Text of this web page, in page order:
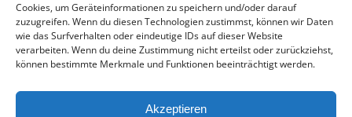
Cookies, um Geräteinformationen zu speichern und/oder darauf
zuzugreifen. Wenn du diesen Technologien zustimmst, können wir Daten
wie das Surfverhalten oder eindeutige IDs auf dieser Website
verarbeiten. Wenn du deine Zustimmung nicht erteilst oder zurückziehst,
können bestimmte Merkmale und Funktionen beeinträchtigt werden.
Akzeptieren